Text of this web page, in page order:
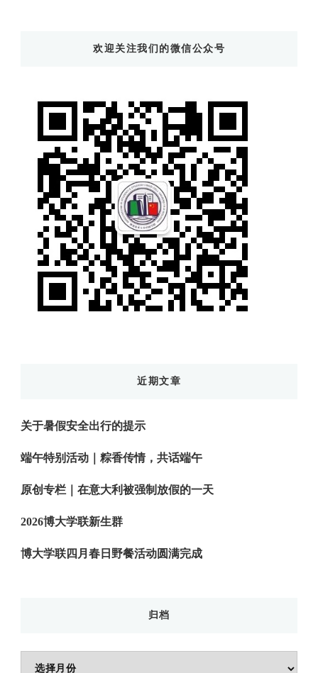
欢迎关注我们的微信公众号
近期文章
关于暑假安全出行的提示
端午特别活动｜粽香传情，共话端午
原创专栏｜在意大利被强制放假的一天
2026博大学联新生群
博大学联四月春日野餐活动圆满完成
归档